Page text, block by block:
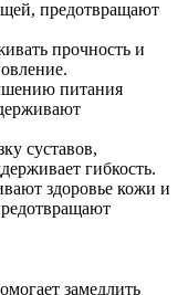
предотвращают
прочность и
питания
суставов,
гибкость.
здоровье кожи и
замедлить